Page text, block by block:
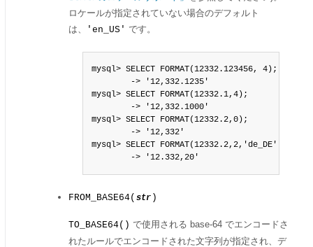
ロケールが指定されていない場合のデフォルト
は、
'en_US' です。
mysql> SELECT FORMAT(12332.123456, 4);
        -> '12,332.1235'
mysql> SELECT FORMAT(12332.1,4);
        -> '12,332.1000'
mysql> SELECT FORMAT(12332.2,0);
        -> '12,332'
mysql> SELECT FORMAT(12332.2,2,'de_DE');
        -> '12.332,20'
FROM_BASE64( str )
TO_BASE64() で使用される base-64 でエンコードさ
れたルールでエンコードされた文字列が指定され、デ